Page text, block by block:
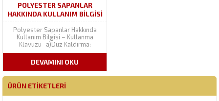
POLYESTER SAPANLAR
HAKKINDA KULLANIM BILGISI
– KULLANMA KLAVUZU
Polyester Sapanlar Hakkında
Kullanım Bilgisi – Kullanma
Klavuzu a)Düz Kaldırma:
Sapanlar için kaldırma noktası,
merkez ağırlık noktasının
üzerinde dik bulunmaktadır. b)İki
çeşit boylu sapan ile kaldırma:
Sapanlar için kaldırma noktası
her iki yanda eşit bir şekilde
merkez ağırlık noktasının...
DEVAMINI OKU
ÜRÜN ETIKETLERI